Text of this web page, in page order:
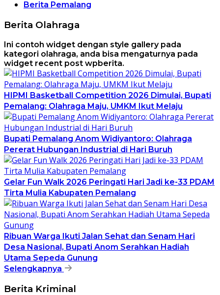
Berita Pemalang
Berita Olahraga
Ini contoh widget dengan style gallery pada
kategori olahraga, anda bisa mengaturnya pada
widget recent post wpberita.
HIPMI Basketball Competition 2026 Dimulai, Bupati
Pemalang: Olahraga Maju, UMKM Ikut Melaju
Bupati Pemalang Anom Widiyantoro: Olahraga
Pererat Hubungan Industrial di Hari Buruh
Gelar Fun Walk 2026 Peringati Hari Jadi ke-33 PDAM
Tirta Mulia Kabupaten Pemalang
Ribuan Warga Ikuti Jalan Sehat dan Senam Hari
Desa Nasional, Bupati Anom Serahkan Hadiah
Utama Sepeda Gunung
Selengkapnya
Berita Kriminal